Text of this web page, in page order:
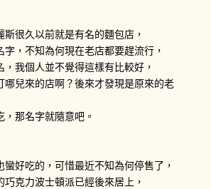
很久以前就是有名的麵包店，
字，不知為何現在老店都要趕流行，
我個人並不覺得這樣有比較好，
哪兒來的店啊？後來才發現是原來的老
那名字就隨意吧。
好吃的，可惜最近不知為何停售了，
克力波士頓派已經後來居上，